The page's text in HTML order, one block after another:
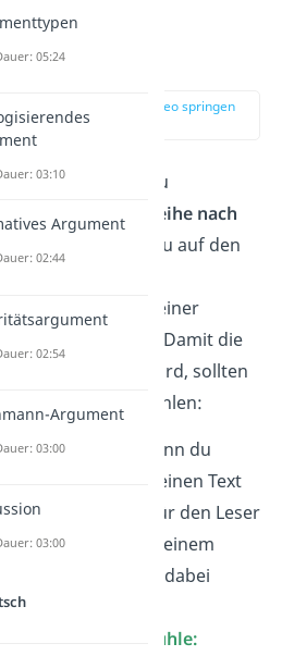
zur Stelle im Video springen
(02:15)
erzählst du
was
der Reihe nach
ist. So führst du auf den
Punkt deiner
hin. Damit die
aufregend wird, sollten
Elemente nicht fehlen:
Wörtliche Rede:
Wenn du
wörtliche Rede in deinen Text
einbaust, wirkt es für den Leser
so, als wäre er bei deinem
Erlebnis tatsächlich dabei
gewesen.
Gedanken und Gefühle:
05:24
03:10
Argument
02:44
02:54
Argument
03:00
03:00